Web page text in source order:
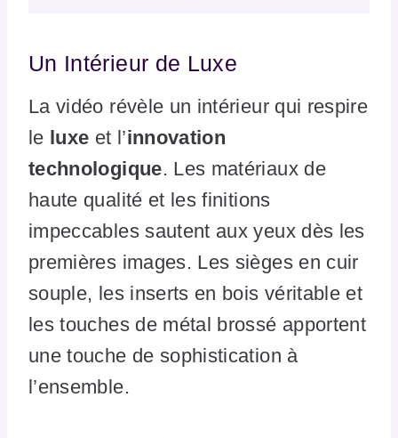
Un Intérieur de Luxe
La vidéo révèle un intérieur qui respire
le luxe et l’innovation
technologique. Les matériaux de
haute qualité et les finitions
impeccables sautent aux yeux dès les
premières images. Les sièges en cuir
souple, les inserts en bois véritable et
les touches de métal brossé apportent
une touche de sophistication à
l’ensemble.